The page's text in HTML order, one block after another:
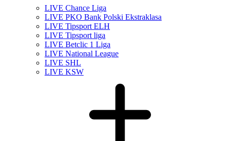
LIVE Chance Liga
LIVE PKO Bank Polski Ekstraklasa
LIVE Tipsport ELH
LIVE Tipsport liga
LIVE Betclic 1 Liga
LIVE National League
LIVE SHL
LIVE KSW